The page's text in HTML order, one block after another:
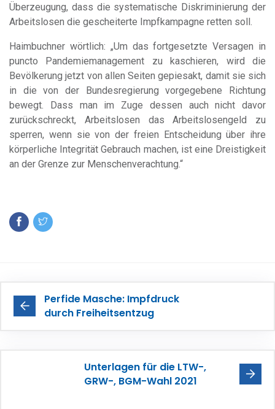
Überzeugung, dass die systematische Diskriminierung der
Arbeitslosen die gescheiterte Impfkampagne retten soll.
Haimbuchner wörtlich: „Um das fortgesetzte Versagen in
puncto Pandemiemanagement zu kaschieren, wird die
Bevölkerung jetzt von allen Seiten gepiesakt, damit sie sich
in die von der Bundesregierung vorgegebene Richtung
bewegt. Dass man im Zuge dessen auch nicht davor
zurückschreckt, Arbeitslosen das Arbeitslosengeld zu
sperren, wenn sie von der freien Entscheidung über ihre
körperliche Integrität Gebrauch machen, ist eine Dreistigkeit
an der Grenze zur Menschenverachtung.“
Perfide Masche: Impfdruck
durch Freiheitsentzug
Unterlagen für die LTW-,
GRW-, BGM-Wahl 2021